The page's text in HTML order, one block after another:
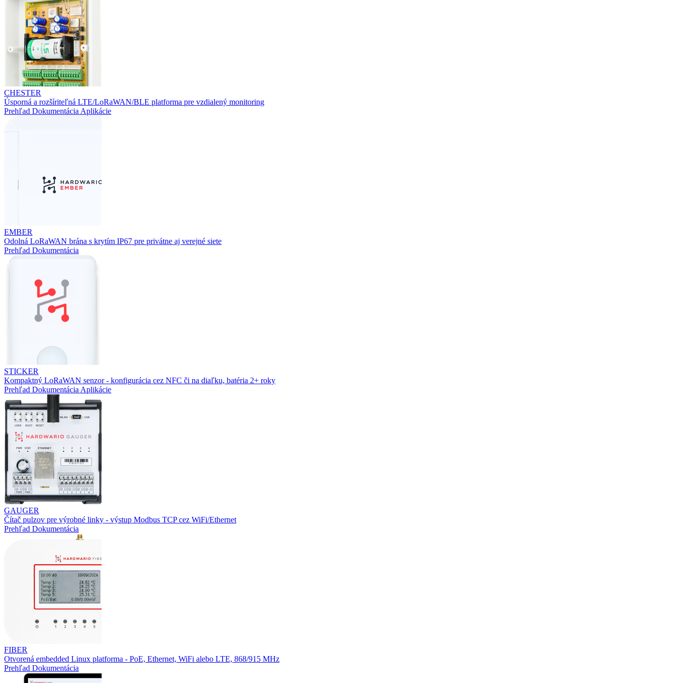
CHESTER
Úsporná a rozšíriteľná LTE/LoRaWAN/BLE platforma pre vzdialený monitoring
Prehľad Dokumentácia Aplikácie
EMBER
Odolná LoRaWAN brána s krytím IP67 pre privátne aj verejné siete
Prehľad Dokumentácia
STICKER
Kompaktný LoRaWAN senzor - konfigurácia cez NFC či na diaľku, batéria 2+ roky
Prehľad Dokumentácia Aplikácie
GAUGER
Čítač pulzov pre výrobné linky - výstup Modbus TCP cez WiFi/Ethernet
Prehľad Dokumentácia
FIBER
Otvorená embedded Linux platforma - PoE, Ethernet, WiFi alebo LTE, 868/915 MHz
Prehľad Dokumentácia